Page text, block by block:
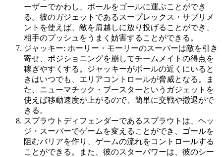
ーザーでかわし、ボールをゴールに運ぶことができ
る。彼のガジェットであるスープレックス・サプリメ
ントを使えば、敵を肩越しに放り投げることができ、
相手のプッシュをうまく妨害することができる。
ジャッキー: ホーリー・モーリーのスーパーは敵を引き
寄せ、ポジショニングを崩してチームメイトの得点を
稼ぎやすくする。ジャッキーがボールの近くにいると
きはいつでも、エリアコントロールが脅威となる。ま
た、ニューマチック・ブースターというガジェットを
使えば移動速度が上がるので、簡単に交戦や撤退がで
きる。
スプラウトディフェンダーであるスプラウトは、ヘッ
ジ・スーパーでゲームを変えることができ、ゴールを
阻むバリアを作り、ゲームの流れをコントロールする
ことができる。また、彼のスターパワーは、彼のシー